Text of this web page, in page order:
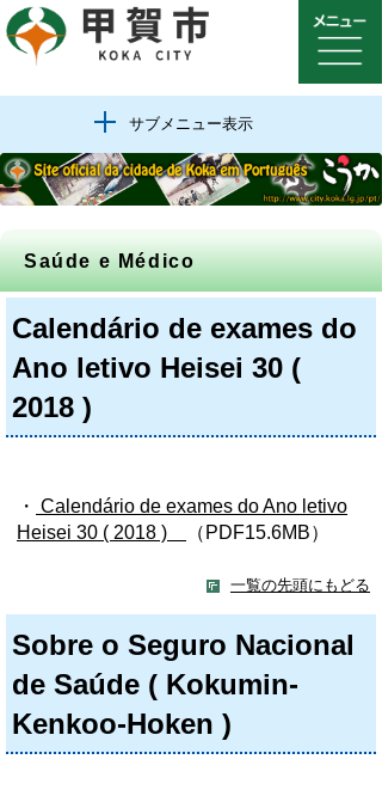
サブメニュー表示
Saúde e Médico
Calendário de exames do
Ano letivo Heisei 30 (
2018 )
・ Calendário de exames do Ano letivo
Heisei 30 ( 2018 )
（PDF15.6MB）
一覧の先頭にもどる
Sobre o Seguro Nacional
de Saúde ( Kokumin-
Kenkoo-Hoken )